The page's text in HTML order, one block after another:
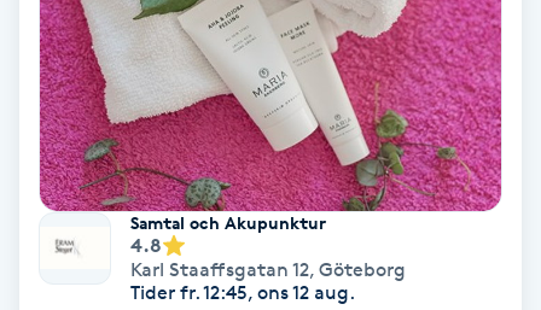
Gravidmassage
Gravidyoga
Gruppträning
Gua Sha-massage
Samtal och Akupunktur
4.8
Karl Staaffsgatan 12, Göteborg
Tider fr. 12:45, ons 12 aug.